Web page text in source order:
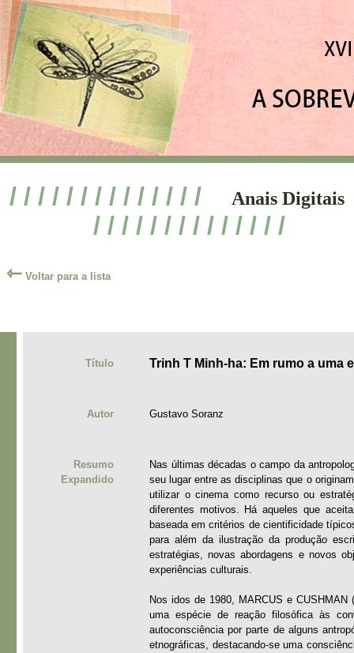
/ / / / / / / / / / / / / / Anais Digitais
/ / / / / / / / / / / / / /
⇽ Voltar para a lista
Título Trinh T Minh-ha: Em rumo a uma
Autor Gustavo Soranz
Resumo
Expandido
Nas últimas décadas o campo da
seu lugar entre as disciplinas que o
utilizar o cinema como recurso ou
diferentes motivos. Há aqueles que
baseada em critérios de cientificidade
para além da ilustração da produção
estratégias, novas abordagens e novos
experiências culturais.
Nos idos de 1980, MARCUS e
uma espécie de reação filosófica às
autoconsciência por parte de alguns
etnográficas, destacando-se uma